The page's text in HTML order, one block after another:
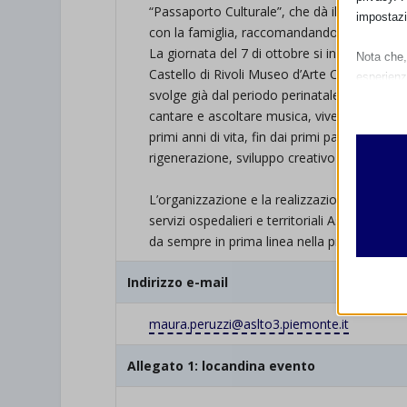
“Passaporto Culturale”, che dà il
con la famiglia, raccomandando la
La giornata del 7 di ottobre si inserisce
Castello di Rivoli Museo d’Arte
svolge già dal periodo perinatale e per
cantare e ascoltare musica, vivere giornate
primi anni di vita, fin dai primi passi, “fa
rigenerazione, sviluppo creativo e socio
L’organizzazione e la realizzazione degli
servizi ospedalieri e territoriali AslTo3,
da sempre in prima linea nella protezione,
Indirizzo e-mail
maura.peruzzi@aslto3.piemonte.it
Allegato 1: locandina evento
Nota
I
Altri